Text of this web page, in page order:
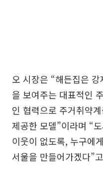
오 시장은 “해든집은
을 보여주는 대표적인
인 협력으로 주거취약
제공한 모델”이라며 “
이웃이 없도록, 누구에
서울을 만들어가겠다”